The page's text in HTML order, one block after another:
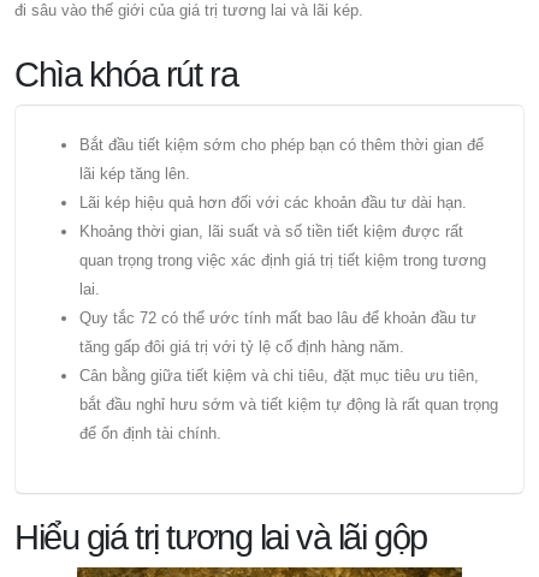
đi sâu vào thế giới của giá trị tương lai và lãi kép.
Chìa khóa rút ra
Bắt đầu tiết kiệm sớm cho phép bạn có thêm thời gian để
lãi kép tăng lên.
Lãi kép hiệu quả hơn đối với các khoản đầu tư dài hạn.
Khoảng thời gian, lãi suất và số tiền tiết kiệm được rất
quan trọng trong việc xác định giá trị tiết kiệm trong tương
lai.
Quy tắc 72 có thể ước tính mất bao lâu để khoản đầu tư
tăng gấp đôi giá trị với tỷ lệ cố định hàng năm.
Cân bằng giữa tiết kiệm và chi tiêu, đặt mục tiêu ưu tiên,
bắt đầu nghỉ hưu sớm và tiết kiệm tự động là rất quan trọng
để ổn định tài chính.
Hiểu giá trị tương lai và lãi gộp